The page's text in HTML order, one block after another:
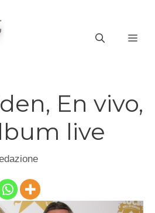
En vivo,
live